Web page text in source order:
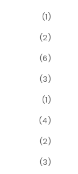
(1)
(2)
(6)
(3)
(1)
(4)
(2)
(3)